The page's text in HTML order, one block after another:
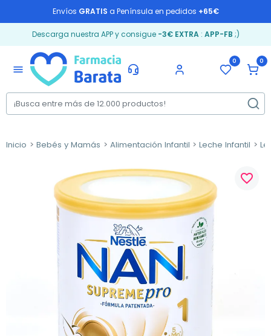
Envíos GRATIS a Península en pedidos +65€
Descarga nuestra APP y consigue -3€ EXTRA: APP-FB ;)
menu
0 0
Inicio Bebés y Mamás Alimentación Infantil Leche Infantil
favorite_border